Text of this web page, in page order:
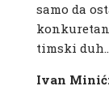
samo da
timski
Ivan